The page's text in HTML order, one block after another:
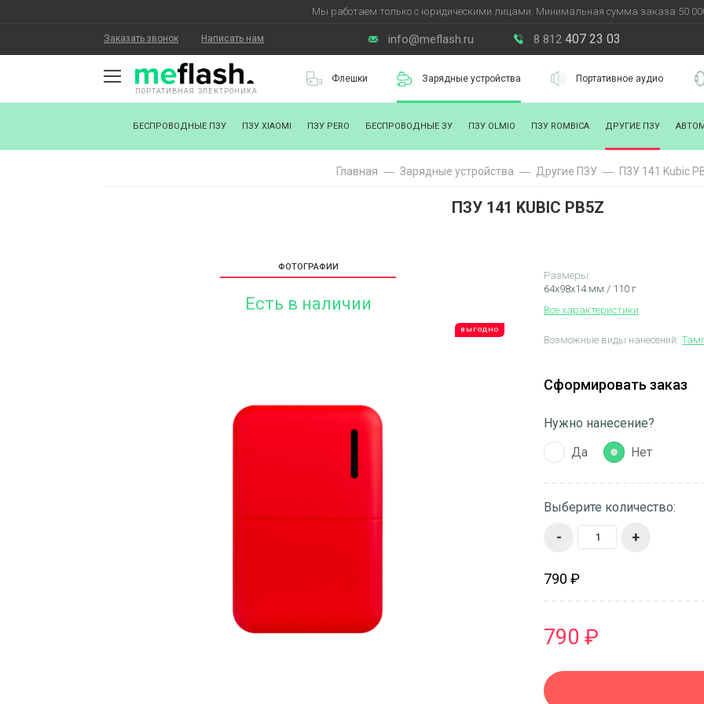
Мы работаем только с юридическими лицами. Минимальная сумма заказа 50
Заказать звонок Написать нам info@meflash.ru 8 812407 23 03
КАК КУПИТЬ
ПОРТАТИВНАЯ ЭЛЕКТРОНИКА
Флешки Зарядные устройства Портативное аудио
БЕСПРОВОДНЫЕ ПЗУ ПЗУ XIAOMI ПЗУ PERO БЕСПРОВОДНЫЕ ЗУ ПЗУ OLMIO ПЗУ ROMBICA ДРУГИЕ ПЗУ
Главная Зарядные уcтройства Другие ПЗУ ПЗУ 141 Kubic
ПЗУ 141 KUBIC PB5Z
ФОТОГРАФИИ
Есть в наличии
ВЫГОДНО
Размеры:
64х98х14 мм / 110 г
Все характеристики
Возможные виды нанесений:
Сформировать заказ
Нужно нанесение?
Да
Нет
Выберите количество:
- +
790 ₽
790 ₽